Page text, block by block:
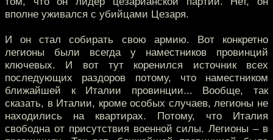
вполне уживался с убийцами Цезаря.
И он стал собирать свою армию. Вот конкретно
легионы были всегда у наместников провинций
ключевых. И вот тут коренился источник всех
последующих раздоров потому, что наместником
ближайшей к Италии провинции... Вообще, так
сказать, в Италии, кроме особых случаев, легионы не
находились на квартирах. Потому, что Италия
свободна от присутствия военной силы. Легионы – в